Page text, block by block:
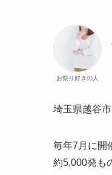
お祭り好きの人
埼玉県越谷
毎年7月に開
約5,000発も